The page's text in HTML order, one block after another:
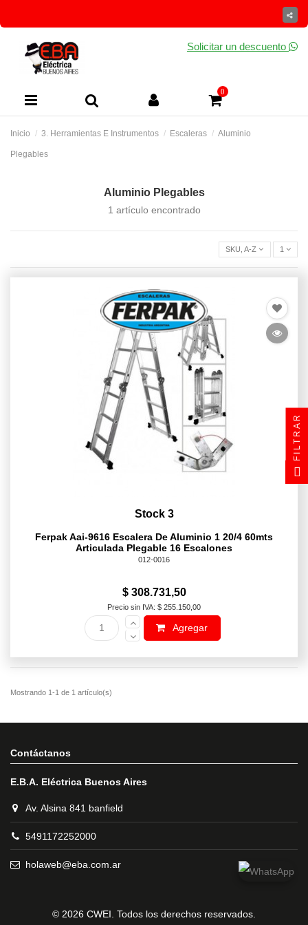
Solicitar un descuento
0
Inicio 3. Herramientas E Instrumentos Escaleras Aluminio
Plegables
Aluminio Plegables
1 artículo encontrado
SKU,
Stock 3
Ferpak Aai-9616 Escalera De Aluminio 1 20/4 60mts
Articulada Plegable 16 Escalones
012-0016
$ 308.731,50
Precio sin IVA: $ 255.150,00
Agregar
Contáctanos
E.B.A. Eléctrica Buenos Aires
Av. Alsina 841 banfield
5491172252000
holaweb@eba.com.ar
© 2026 CWEI. Todos los derechos reservados.
FILTRAR